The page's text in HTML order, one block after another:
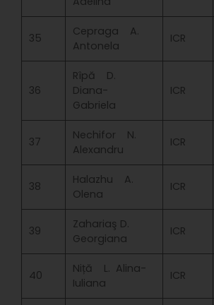
35
Cepraga A.
Antonela
ICR
36
Rîpă D.
Diana-
Gabriela
ICR
37
Nechifor N.
Alexandru
ICR
38
Halazhu A.
Olena
ICR
39
Zahariaş D.
Georgiana
ICR
40
Niță L. Alina-
Iuliana
ICR